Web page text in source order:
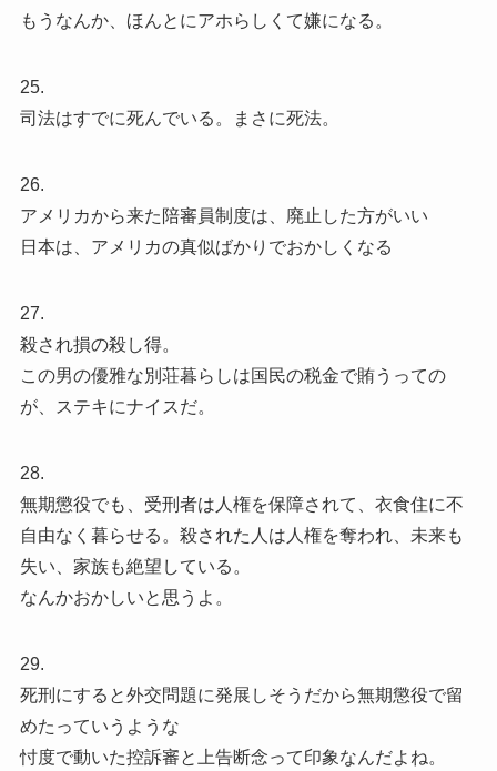
もうなんか、ほんとにアホらしくて嫌になる。
25.
司法はすでに死んでいる。まさに死法。
26.
アメリカから来た陪審員制度は、廃止した方がいい
日本は、アメリカの真似ばかりでおかしくなる
27.
殺され損の殺し得。
この男の優雅な別荘暮らしは国民の税金で賄うっての
が、ステキにナイスだ。
28.
無期懲役でも、受刑者は人権を保障されて、衣食住に不
自由なく暮らせる。殺された人は人権を奪われ、未来も
失い、家族も絶望している。
なんかおかしいと思うよ。
29.
死刑にすると外交問題に発展しそうだから無期懲役で留
めたっていうような
忖度で動いた控訴審と上告断念って印象なんだよね。